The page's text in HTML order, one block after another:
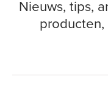
Nieuws, tips,